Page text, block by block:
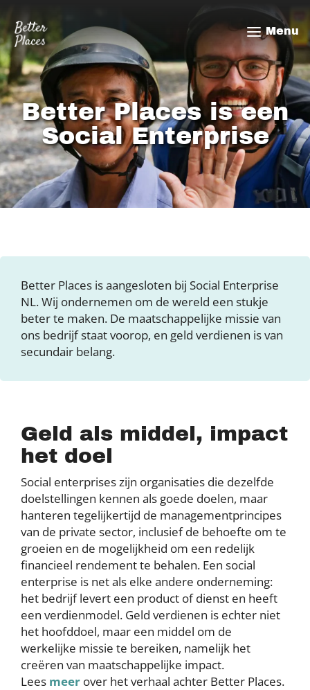
naar
de
inhoud
gaan
Better Places is een
Social Enterprise
Menu
Better Places is aangesloten bij Social Enterprise
NL. Wij ondernemen om de wereld een stukje
beter te maken. De maatschappelijke missie van
ons bedrijf staat voorop, en geld verdienen is van
secundair belang.
Geld als middel, impact
het doel
Social enterprises zijn organisaties die dezelfde
doelstellingen kennen als goede doelen, maar
hanteren tegelijkertijd de managementprincipes
van de private sector, inclusief de behoefte om te
groeien en de mogelijkheid om een redelijk
financieel rendement te behalen. Een social
enterprise is net als elke andere onderneming:
het bedrijf levert een product of dienst en heeft
een verdienmodel. Geld verdienen is echter niet
het hoofddoel, maar een middel om de
werkelijke missie te bereiken, namelijk het
creëren van maatschappelijke impact.
Lees meer over het verhaal achter Better Places.